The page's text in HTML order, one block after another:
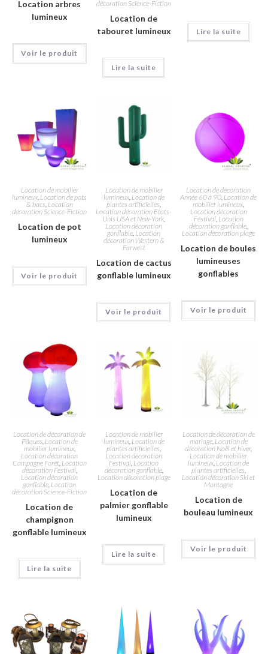
Location arbres
lumineux
Voir le produit
décoration Science-Fiction
Location de
tabouret lumineux
Lire la suite
Lire la suite
Location de mobilier
lumineux, Location de pots
& bacs, Location
décoration Science-Fiction
Location de pot
lumineux
Voir le produit
Location de mobilier
lumineux, Location de
plantes artificielles,
Location décoration Etats-
Unis USA et New-York,
Location décoration
gonflable, Location
décoration Western &
Farwest
Location de cactus
gonflable lumineux
Voir le produit
Location de décoration
Année 60 à 90, Location de
mobilier lumineux,
Location décoration
Festival, Location
décoration gonflable,
Location décoration plage
Location de boules
lumineuses
gonflables
Voir le produit
Location de décoration de
Pâques, Location de
mobilier lumineux,
Location décoration
Campagne Forêt, Location
décoration Festival,
Location décoration
gonflable, Location
décoration Science-Fiction
Location de
champignon
gonflable lumineux
Lire la suite
Location de mobilier
lumineux, Location de
plantes artificielles,
Location décoration
Festival, Location
décoration gonflable,
Location décoration plage
Location de
palmier gonflable
lumineux
Lire la suite
Location de décoration de
mariage, Location de
décoration Noël et hiver,
Location de mobilier
lumineux, Location de
plantes artificielles,
Location décoration Ski et
Montagne
Location de
bouleau lumineux
Voir le produit